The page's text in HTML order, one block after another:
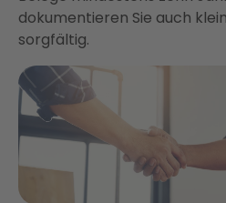
dokumentieren Sie auch
sorgfältig.